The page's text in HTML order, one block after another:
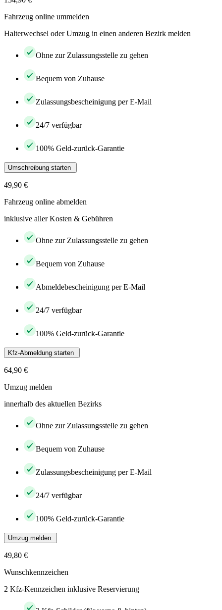
Fahrzeug online ummelden
Halterwechsel oder Umzug in einen anderen Bezirk melden
Ohne zur Zulassungsstelle zu gehen
Bequem von Zuhause
Zulassungsbescheinigung per E-Mail
24/7 verfügbar
100% Geld-zurück-Garantie
Umschreibung starten
49,90 €
Fahrzeug online abmelden
inklusive aller Kosten & Gebühren
Ohne zur Zulassungsstelle zu gehen
Bequem von Zuhause
Abmeldebescheinigung per E-Mail
24/7 verfügbar
100% Geld-zurück-Garantie
Kfz-Abmeldung starten
64,90 €
Umzug melden
innerhalb des aktuellen Bezirks
Ohne zur Zulassungsstelle zu gehen
Bequem von Zuhause
Zulassungsbescheinigung per E-Mail
24/7 verfügbar
100% Geld-zurück-Garantie
Umzug melden
49,80 €
Wunschkennzeichen
2 Kfz-Kennzeichen inklusive Reservierung